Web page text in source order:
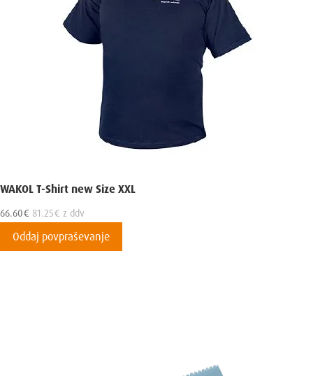
WAKOL T-Shirt new Size XXL
66.60€ 81.25€ z ddv
Oddaj povpraševanje